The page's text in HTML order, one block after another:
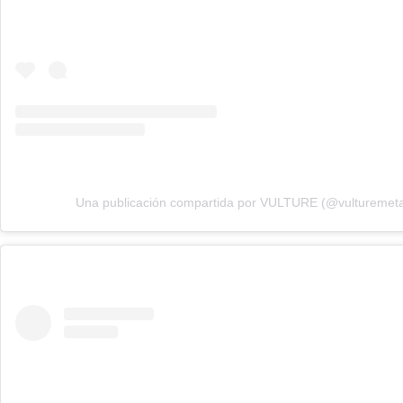
Una publicación compartida por VULTURE